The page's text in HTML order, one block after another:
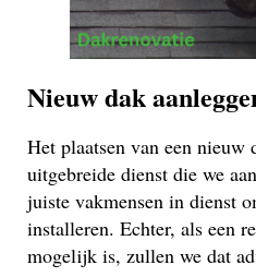
Nieuw dak
Het plaatsen van een nieuw
uitgebreide dienst die we
juiste vakmensen in dienst
installeren. Echter, als een
mogelijk is, zullen we dat